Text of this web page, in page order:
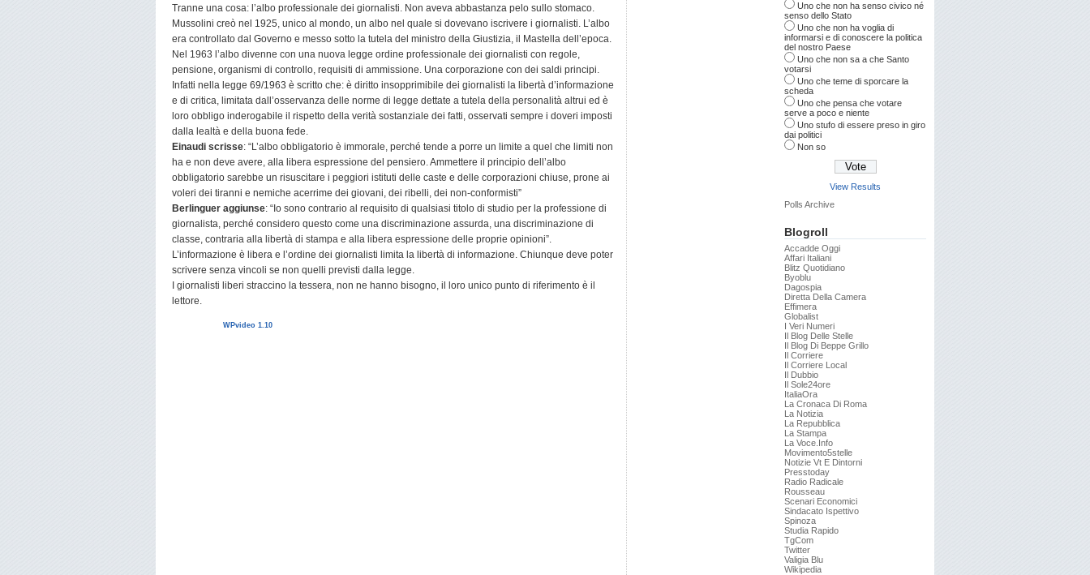
Tranne una cosa: l’albo professionale dei giornalisti. Non aveva abbastanza pelo sullo stomaco.
Mussolini creò nel 1925, unico al mondo, un albo nel quale si dovevano iscrivere i giornalisti. L’albo
era controllato dal Governo e messo sotto la tutela del ministro della Giustizia, il Mastella dell’epoca.
Nel 1963 l’albo divenne con una nuova legge ordine professionale dei giornalisti con regole,
pensione, organismi di controllo, requisiti di ammissione. Una corporazione con dei saldi principi.
Infatti nella legge 69/1963 è scritto che: è diritto insopprimibile dei giornalisti la libertà d’informazione
e di critica, limitata dall’osservanza delle norme di legge dettate a tutela della personalità altrui ed è
loro obbligo inderogabile il rispetto della verità sostanziale dei fatti, osservati sempre i doveri imposti
dalla lealtà e della buona fede.
Einaudi scrisse: “L’albo obbligatorio è immorale, perché tende a porre un limite a quel che limiti non
ha e non deve avere, alla libera espressione del pensiero. Ammettere il principio dell’albo
obbligatorio sarebbe un risuscitare i peggiori istituti delle caste e delle corporazioni chiuse, prone ai
voleri dei tiranni e nemiche acerrime dei giovani, dei ribelli, dei non-conformisti”
Berlinguer aggiunse: “Io sono contrario al requisito di qualsiasi titolo di studio per la professione di
giornalista, perché considero questo come una discriminazione assurda, una discriminazione di
classe, contraria alla libertà di stampa e alla libera espressione delle proprie opinioni”.
L’informazione è libera e l’ordine dei giornalisti limita la libertà di informazione. Chiunque deve poter
scrivere senza vincoli se non quelli previsti dalla legge.
I giornalisti liberi straccino la tessera, non ne hanno bisogno, il loro unico punto di riferimento è il
lettore.
WPvideo 1.10
Uno che non ha senso civico né
senso dello Stato
Uno che non ha voglia di
informarsi e di conoscere la politica
del nostro Paese
Uno che non sa a che Santo
votarsi
Uno che teme di sporcare la
scheda
Uno che pensa che votare
serve a poco e niente
Uno stufo di essere preso in giro
dai politici
Non so
View Results
Polls Archive
Blogroll
Accadde Oggi
Affari Italiani
Blitz Quotidiano
Byoblu
Dagospia
Diretta Della Camera
Effimera
Globalist
I Veri Numeri
Il Blog Delle Stelle
Il Blog Di Beppe Grillo
Il Corriere
Il Corriere Local
Il Dubbio
Il Sole24ore
ItaliaOra
La Cronaca Di Roma
La Notizia
La Repubblica
La Stampa
La Voce.info
Movimento5stelle
Notizie Vt E Dintorni
Presstoday
Radio Radicale
Rousseau
Scenari Economici
Sindacato Ispettivo
Spinoza
Studia Rapido
TgCom
Twitter
Valigia Blu
Wikipedia